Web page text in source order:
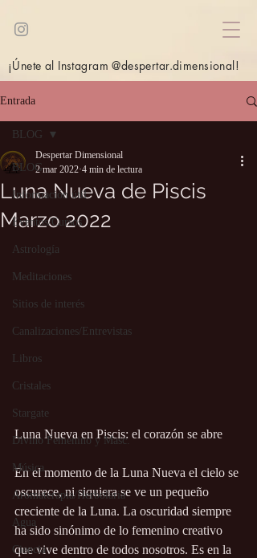
¡Únete al Instagram @despertar.dimensional!
Entrada
BLOG
Información útil
Eventos/Cursos
Astrología
Meditaciones
Sitios de interés
Canalizaciones/Entrevistas
Libros
Cristales
Stargate
Divino Femenino y Masc.
Música
Aromaterapia/Herbolaria
Agua
Ciencia
BLOG
Luna Nueva de Piscis
Marzo 2022
Despertar Dimensional
2 mar 2022 4 min de lectura
Luna Nueva en Piscis: el corazón se abre
En el momento de la Luna Nueva el cielo se
oscurece, ni siquiera se ve un pequeño
creciente de la Luna. La oscuridad siempre
ha sido sinónimo de lo femenino creativo
que vive dentro de todos nosotros. Es en la